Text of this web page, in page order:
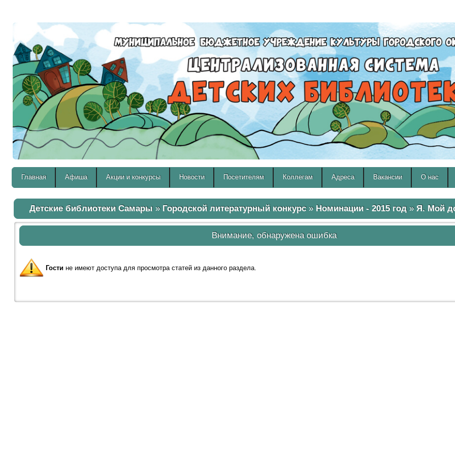
Главная Афиша Акции и конкурсы Новости Посетителям Коллегам Адреса Вакансии О нас
Детские библиотеки Самары» Городской литературный конкурс» Номинации - 2015 год» Я. Мой
Внимание, обнаружена ошибка
Гостине имеют доступа для просмотра статей из данного раздела.